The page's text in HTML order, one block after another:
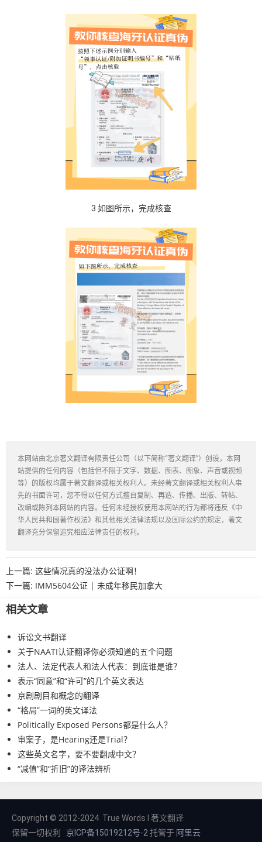
3 如图所示，完成核查
本网站由北京著文翻译有限责任公司（以下简称“著文翻译”）创设，本网
站提供的任何内容（包括但不限于文字、数据、图表、图象、声音或视频
等）的版权均属于著文翻译或相关权利人。未经著文翻译或相关权利人事
先的书面许可，您不得以任何方式擅自复制、再造、传播、出版、转帖、
改编或陈列本网站的内容。任何未经授权使用本网站的行为都将违反《中
华人民共和国著作权法》和其他相关法律法规以及国际公约的规定，著文
翻译充分保留追究相应法律责任的权利。
上一篇: 这些情况真的没法办公证啊！
下一篇: IMM5604公证 | 未成年移民加拿大
相关文章
诉讼文书翻译
关于NAATI认证翻译你必须知道的五个问题
法人、法定代表人和法人代表：到底谁是谁？
表示“同意”和“许可”的几个英文表达
京剧剧目和概念的翻译
“格局”一词的英文译法
Politically Exposed Persons都是什么人？
审案子，是Hearing还是Trial？
这些英文名字，要不要翻成中文？
“减值”和“折旧”的译法辨析
Copyright © 2012-2024 True Words I 著文翻译
保留一切权利
京ICP备15019212号-2 托管于 阿里云